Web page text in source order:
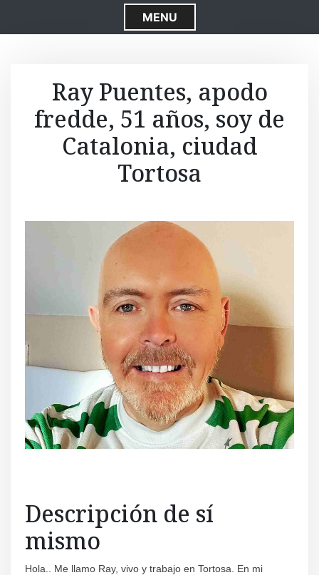
S
k
o
o
n
e
MENU
Ray Puentes, apodo
fredde, 51 años, soy de
Catalonia, ciudad
Tortosa
Descripción de sí
mismo
Hola.. Me llamo Ray, vivo y trabajo en Tortosa. En mi